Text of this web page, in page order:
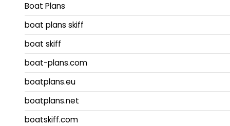
Boat Plans
boat plans skiff
boat skiff
boat-plans.com
boatplans.eu
boatplans.net
boatskiff.com